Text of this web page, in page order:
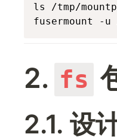
ls /tmp/
fusermount -u
2. fs
2.1. 设